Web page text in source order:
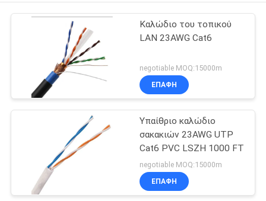
ΠΡΟΪΌΝΤΑ
ΠΕΡΊΠΟΥ
ΕΜΕΊΣ
ΕΡΓΟΣΤΑΣΊΩΝ
Καλώδιο του τοπικού
LAN 23AWG Cat6
negotiable MOQ:15000m
ΕΠΑΦΉ
Υπαίθριο καλώδιο
σακακιών 23AWG UTP
Cat6 PVC LSZH 1000 FT
negotiable MOQ:15000m
ΕΠΑΦΉ